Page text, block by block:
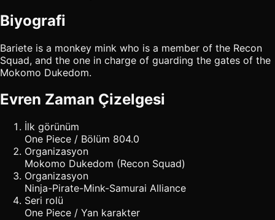
Biyografi
Bariete is a monkey mink who is a member of the Recon
Squad, and the one in charge of guarding the gates of the
Mokomo Dukedom.
Evren Zaman Çizelgesi
İlk görünüm
One Piece / Bölüm 804.0
Organizasyon
Mokomo Dukedom (Recon Squad)
Organizasyon
Ninja-Pirate-Mink-Samurai Alliance
Seri rolü
One Piece / Yan karakter